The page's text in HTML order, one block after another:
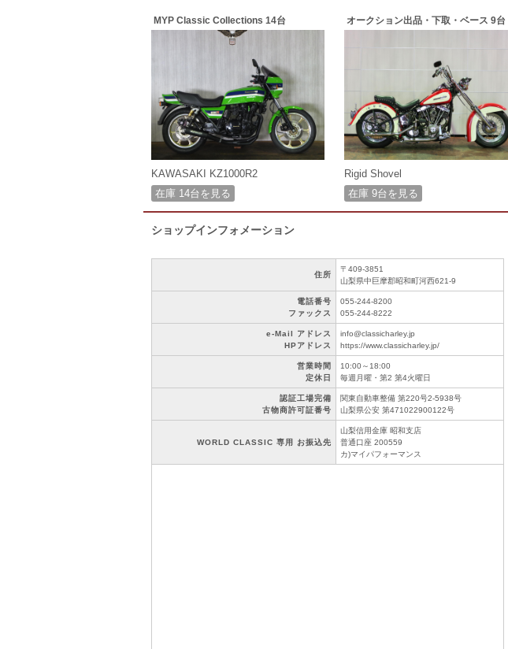
MYP Classic Collections 14台
KAWASAKI KZ1000R2
在庫 14台を見る
オークション出品・下取・ベース 9台
Rigid Shovel
在庫 9台を見る
ショップインフォメーション
住所
〒409-3851
山梨県中巨摩郡昭和町河西621-9
電話番号
ファックス
055-244-8200
055-244-8222
e-Mail アドレス
HPアドレス
info@classicharley.jp
https://www.classicharley.jp/
営業時間
定休日
10:00～18:00
毎週月曜・第2 第4火曜日
認証工場完備
古物商許可証番号
関東自動車整備 第220号2-5938号
山梨県公安 第471022900122号
WORLD CLASSIC 専用 お振込先
山梨信用金庫 昭和支店
普通口座 200559
カ)マイパフォーマンス